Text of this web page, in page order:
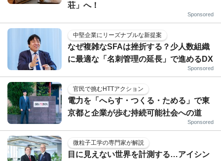
荘」へ！
Sponsored
中堅企業にリーズナブルな新提案
なぜ複雑なSFAは挫折する？少人数組織
に最適な「名刺管理の延長」で進めるDX
Sponsored
官民で挑むHTTアクション
電力を「へらす・つくる・ためる」で東
京都と企業が歩む持続可能社会への道
Sponsored
微粒子工学の専門家が解説
目に見えない世界を計測する…アイシン